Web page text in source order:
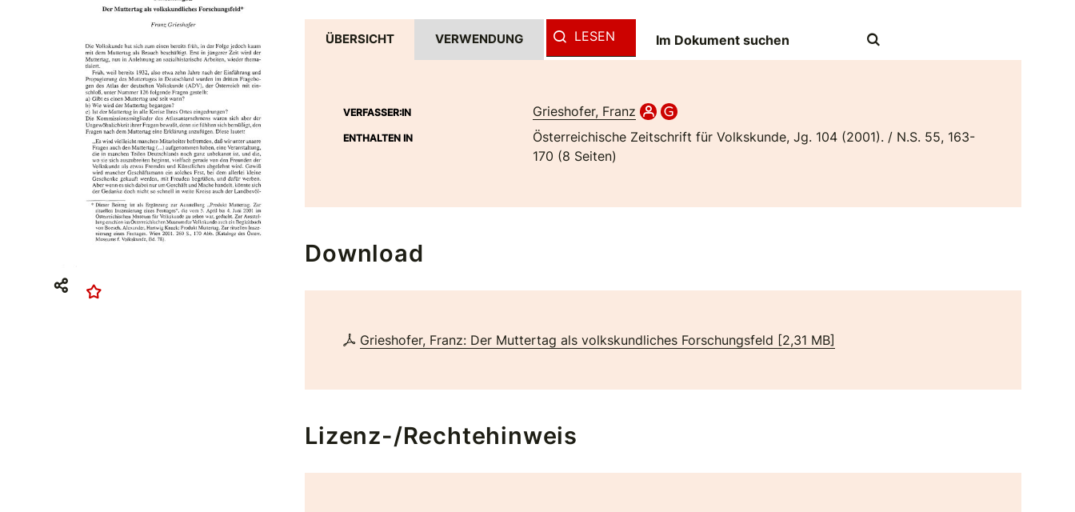
ÜBERSICHT VERWENDUNG LESEN
VERFASSER:IN Grieshofer, Franz
ENTHALTEN IN
Österreichische Zeitschrift für Volkskunde, Jg. 104 (2001). / N.S. 55, 163-
170 (8 Seiten)
Download
Grieshofer, Franz: Der Muttertag als volkskundliches Forschungsfeld [2,31 MB]
Lizenz-/Rechtehinweis